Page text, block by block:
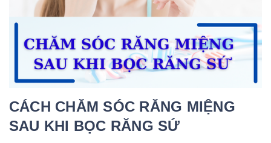
CÁCH CHĂM SÓC RĂNG MIỆNG
SAU KHI BỌC RĂNG SỨ